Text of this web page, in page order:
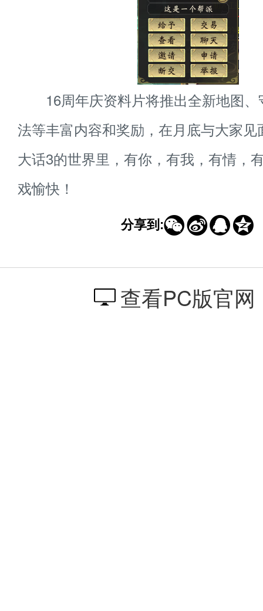
16周年庆资料片将推出全新地图、
法等丰富内容和奖励，在月底与大家
大话3的世界里，有你，有我，有情，
戏愉快！
分享到:
查看PC版官网